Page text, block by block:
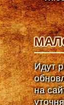
Идут
на